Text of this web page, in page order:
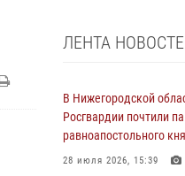
ЛЕНТА
В Нижегородской
Росгвардии почтили
равноапостольного
28 июля 2026, 15:39